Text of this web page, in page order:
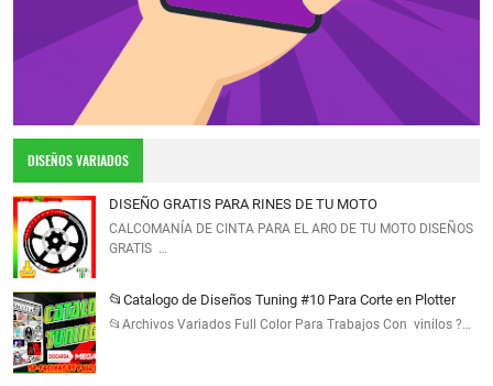
DISEÑOS VARIADOS
DISEÑO GRATIS PARA RINES DE TU MOTO
CALCOMANÍA DE CINTA PARA EL ARO DE TU MOTO DISEÑOS
GRATIS …
📂Catalogo de Diseños Tuning #10 Para Corte en Plotter
📂Archivos Variados Full Color Para Trabajos Con vinilos ?…